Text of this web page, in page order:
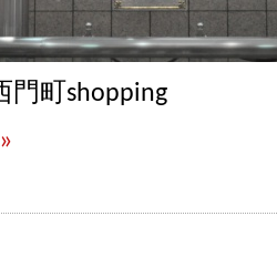
門町shopping